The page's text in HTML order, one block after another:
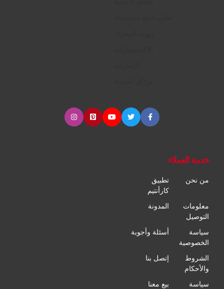
خدمة العملاء
من نحن
تطبيق
كارأنتيم
معلومات
التوصيل
المدونة
سياسة
الخصوصية
أسئلة وأجوبة
الشروط
والأحكام
إتصل بنا
سياسة بيع معنا